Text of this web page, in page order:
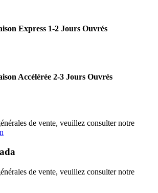
Express 1-2 Jours Ouvrés
Accélérée 2-3 Jours Ouvrés
de vente, veuillez consulter notre
de vente, veuillez consulter notre